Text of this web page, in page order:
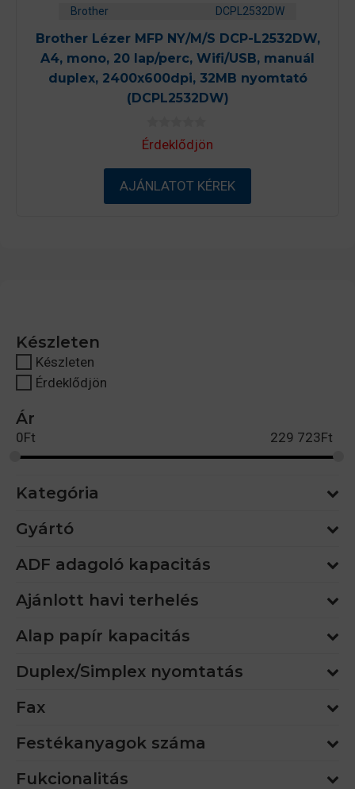
Brother DCPL2532DW
Brother Lézer MFP NY/M/S DCP-L2532DW,
A4, mono, 20 lap/perc, Wifi/USB, manuál
duplex, 2400x600dpi, 32MB nyomtató
(DCPL2532DW)
0
a
5
-
b
ő
Érdeklődjön
AJÁNLATOT KÉREK
Készleten
Készleten
Érdeklődjön
Ár
0Ft 229 723Ft
Kategória
Gyártó
ADF adagoló kapacitás
Ajánlott havi terhelés
Alap papír kapacitás
Duplex/Simplex nyomtatás
Fax
Festékanyagok száma
Fukcionalitás